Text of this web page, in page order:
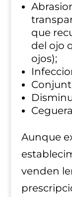
que
del ojo
ojos);
Aunque
venden